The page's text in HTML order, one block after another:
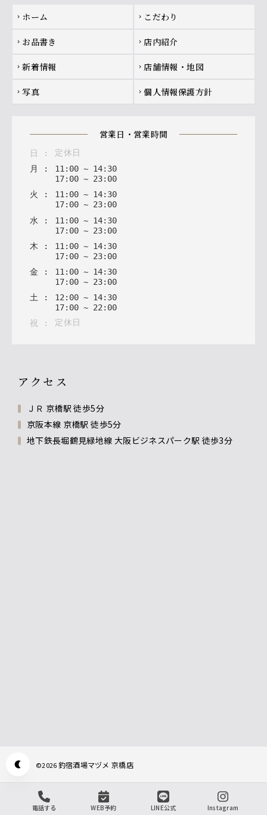
Footer navigation
chevron_right ホーム chevron_right こだわり
chevron_right お品書き chevron_right 店内紹介
chevron_right 新着情報 chevron_right 店舗情報・地図
chevron_right 写真 chevron_right 個人情報保護方針
営業日・営業時間
日 :
定休日
月
: 11: 00 ~ 14: 30
17: 00 ~ 23: 00
火
: 11: 00 ~ 14: 30
17: 00 ~ 23: 00
水 : 11 : 00 ~ 14: 30
17: 00 ~ 23: 00
木 : 11 : 00 ~ 14: 30
17: 00 ~ 23: 00
金 : 11 : 00 ~ 14: 30
17: 00 ~ 23: 00
土 : 12 : 00 ~ 14: 30
17: 00 ~ 22 : 00
祝 : 定休日
アクセス
ＪＲ 京橋駅 徒歩5分
京阪本線 京橋駅 徒歩5分
地下鉄長堀鶴見緑地線 大阪ビジネスパーク駅 徒歩3分
©2026釣宿酒場マヅメ 京橋店
電話する WEB予約 LINE公式 Instagram
Appearance mode switch